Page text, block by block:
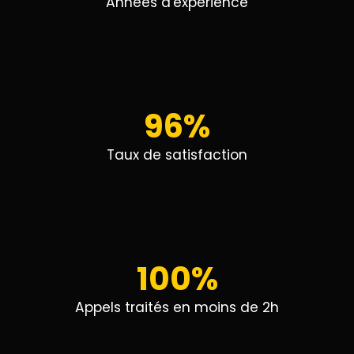
96%
Taux de satisfaction
100%
Appels traités en moins de 2h